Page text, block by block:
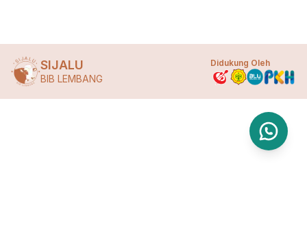
SIJALU
BIB LEMBANG
Didukung Oleh